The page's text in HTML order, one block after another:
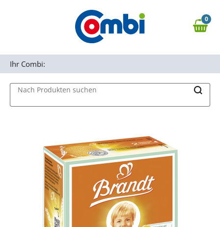
Zur Navigation springen
0,00 €
0
Nach Produkten suchen
Ihr Combi: